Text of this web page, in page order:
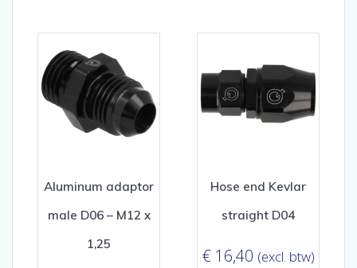
Aluminum adaptor
male D06 – M12 x
1,25
Hose end Kevlar
straight D04
€ 16,40 (excl. btw)